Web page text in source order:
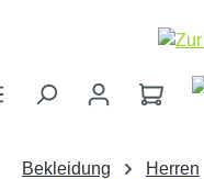
Zum Hauptinhalt
Bekleidung
Herren